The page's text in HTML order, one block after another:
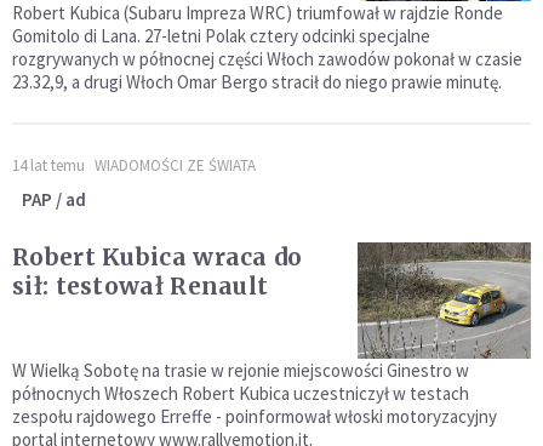
Robert Kubica (Subaru Impreza WRC) triumfował w rajdzie Ronde
Gomitolo di Lana. 27-letni Polak cztery odcinki specjalne
rozgrywanych w północnej części Włoch zawodów pokonał w czasie
23.32,9, a drugi Włoch Omar Bergo stracił do niego prawie minutę.
14 lat temu WIADOMOŚCI ZE ŚWIATA
PAP / ad
Robert Kubica wraca do
sił: testował Renault
W Wielką Sobotę na trasie w rejonie miejscowości Ginestro w
północnych Włoszech Robert Kubica uczestniczył w testach
zespołu rajdowego Erreffe - poinformował włoski motoryzacyjny
portal internetowy www.rallyemotion.it.